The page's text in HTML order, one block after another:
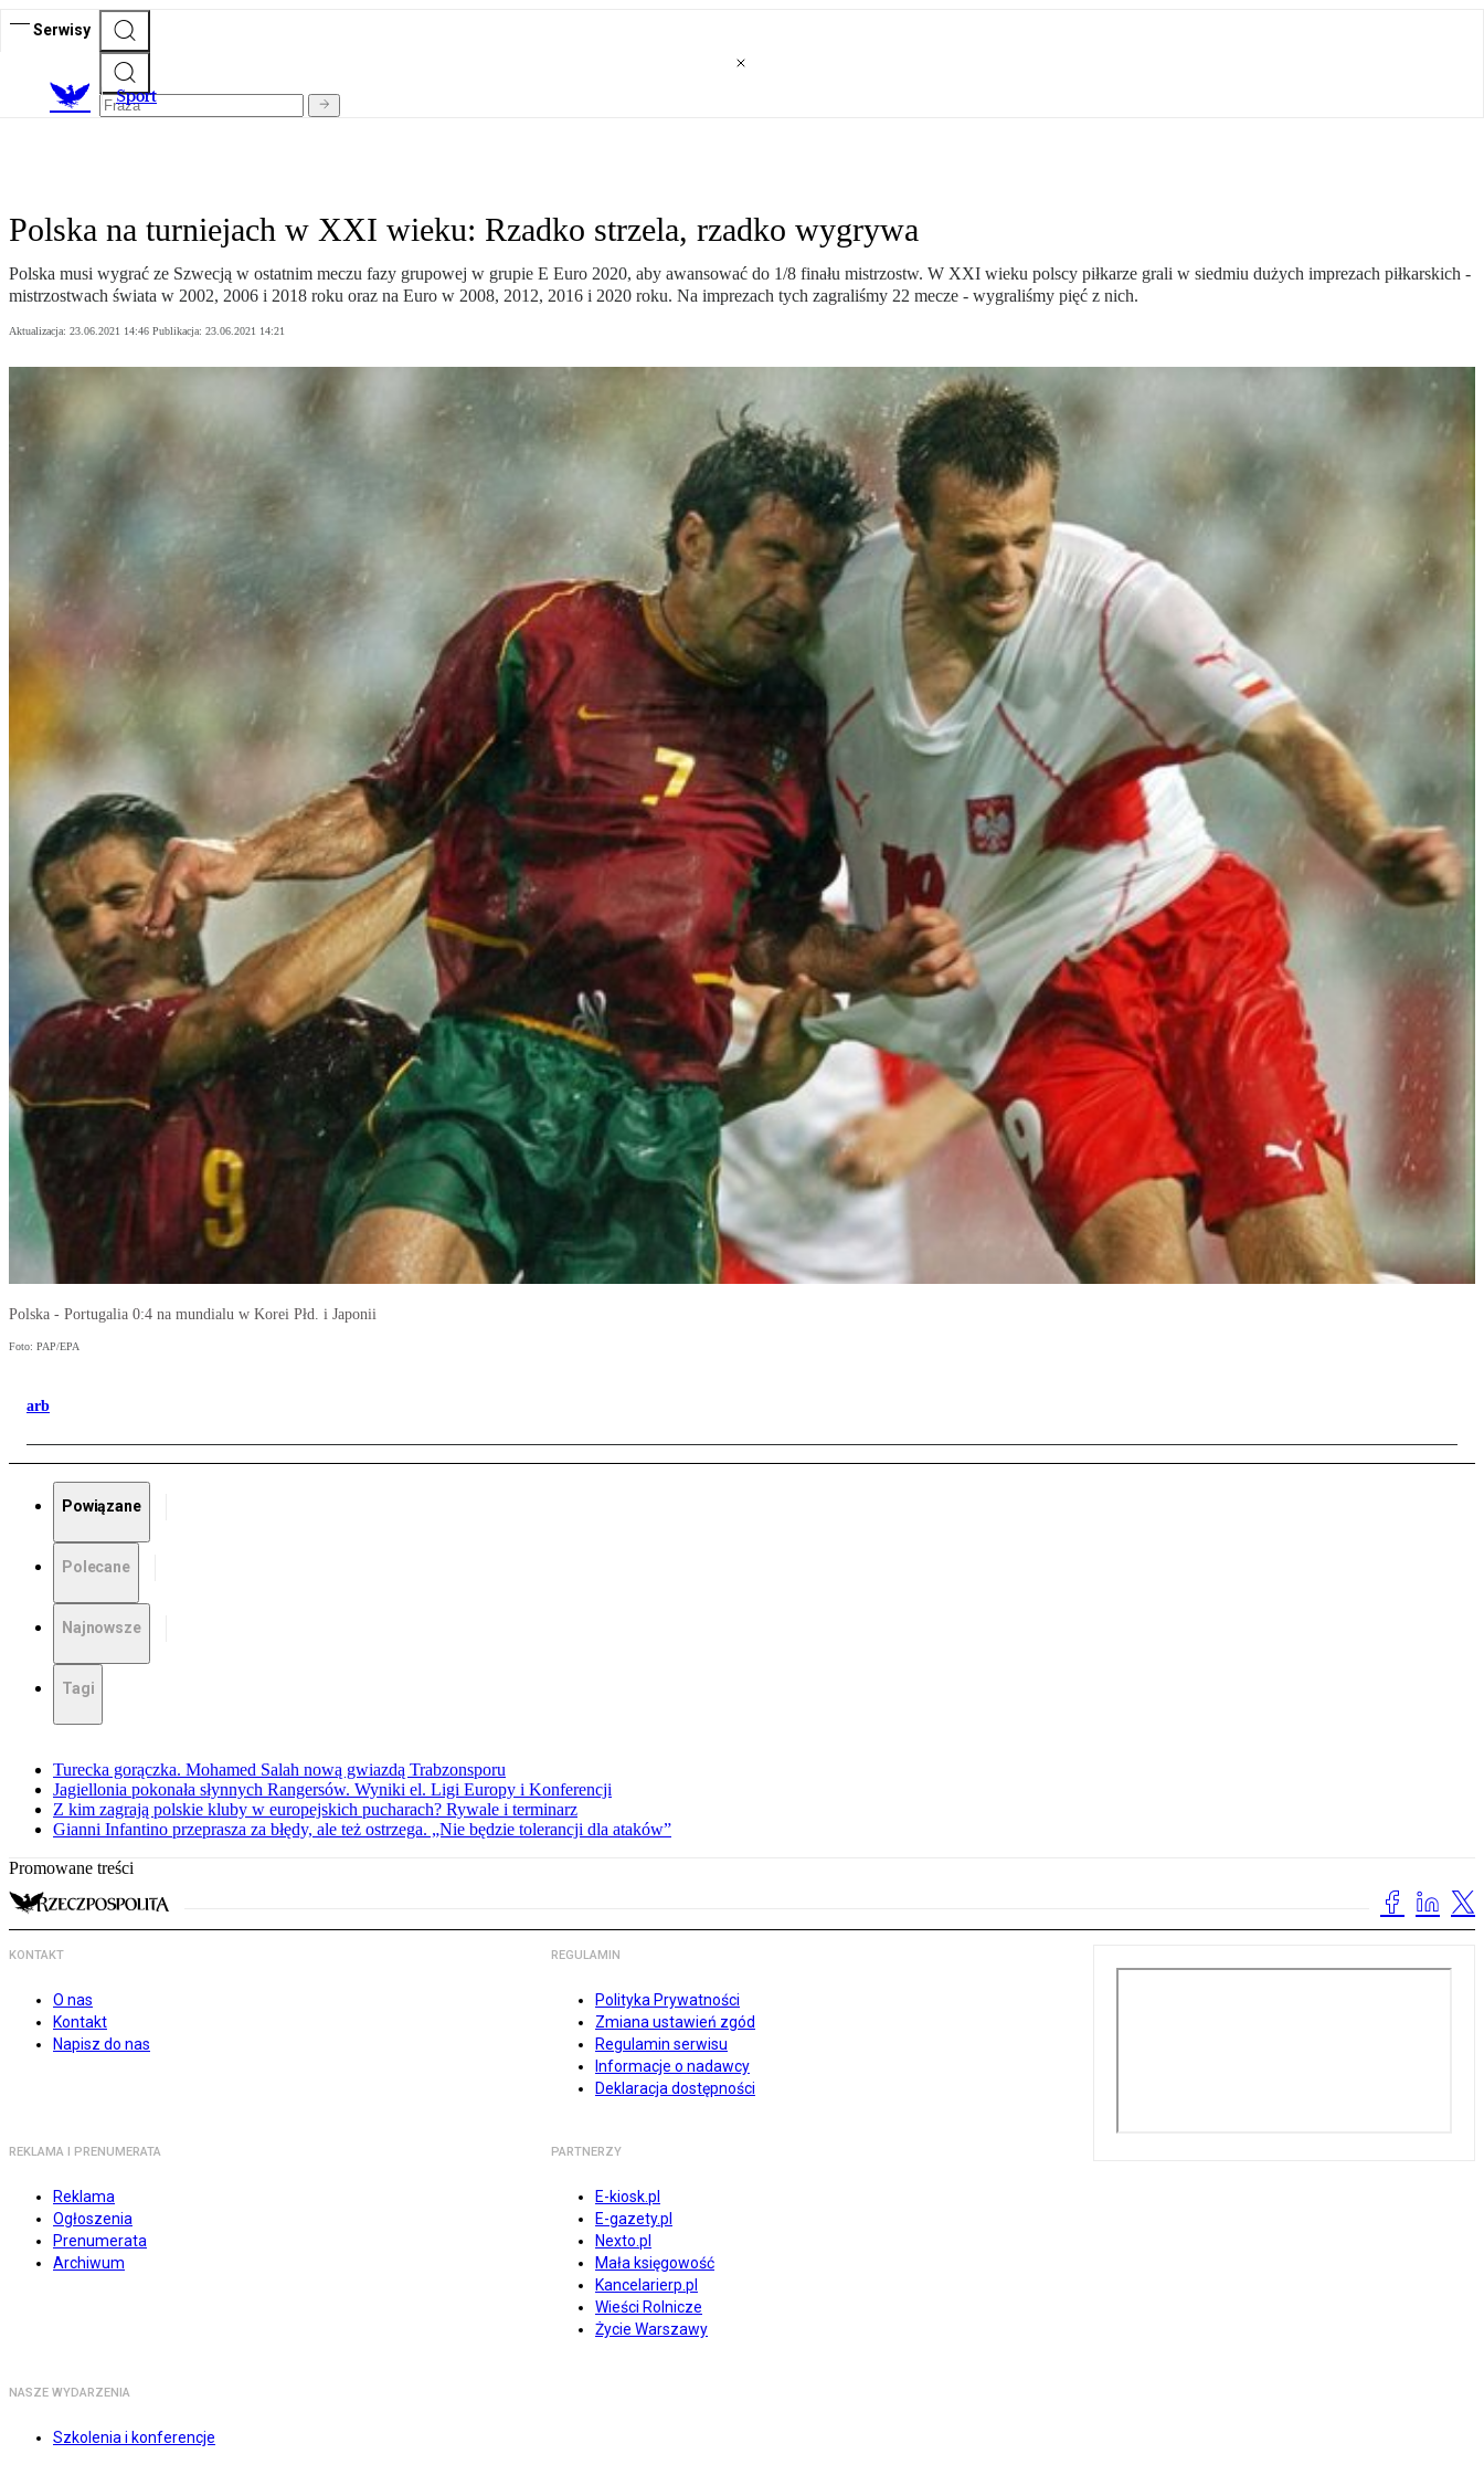
Serwisy
Sport
Polska na turniejach w XXI wieku: Rzadko strzela, rzadko wygrywa
Polska musi wygrać ze Szwecją w ostatnim meczu fazy grupowej w grupie E Euro 2020, aby awansować do 1/8 finału mistrzostw. W XXI wieku polscy piłkarze grali w siedmiu dużych imprezach piłkarskich -
mistrzostwach świata w 2002, 2006 i 2018 roku oraz na Euro w 2008, 2012, 2016 i 2020 roku. Na imprezach tych zagraliśmy 22 mecze - wygraliśmy pięć z nich.
Aktualizacja: 23.06.2021 14:46 Publikacja: 23.06.2021 14:21
Polska - Portugalia 0:4 na mundialu w Korei Płd. i Japonii
Foto: PAP/EPA
arb
Powiązane
Polecane
Najnowsze
Tagi
Turecka gorączka. Mohamed Salah nową gwiazdą Trabzonsporu
Jagiellonia pokonała słynnych Rangersów. Wyniki el. Ligi Europy i Konferencji
Z kim zagrają polskie kluby w europejskich pucharach? Rywale i terminarz
Gianni Infantino przeprasza za błędy, ale też ostrzega. „Nie będzie tolerancji dla ataków”
Promowane treści
KONTAKT
O nas
Kontakt
Napisz do nas
REGULAMIN
Polityka Prywatności
Zmiana ustawień zgód
Regulamin serwisu
Informacje o nadawcy
Deklaracja dostępności
REKLAMA I PRENUMERATA
Reklama
Ogłoszenia
Prenumerata
Archiwum
PARTNERZY
E-kiosk.pl
E-gazety.pl
Nexto.pl
Mała księgowość
Kancelarierp.pl
Wieści Rolnicze
Życie Warszawy
NASZE WYDARZENIA
Szkolenia i konferencje